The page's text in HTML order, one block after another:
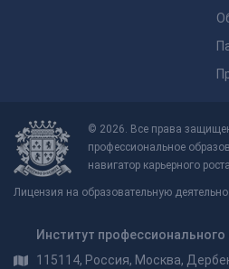
© 2026. Все права
профессиональное
навигатор карьерного
Лицензия на образовательную
Институт профессионального
115114, Россия, Москва,